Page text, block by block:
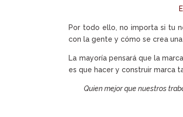
Por todo ello, no importa si tu
con la gente y cómo se crea
La mayoría pensará que la
es que hacer y construir marca
Quien mejor que nuestros